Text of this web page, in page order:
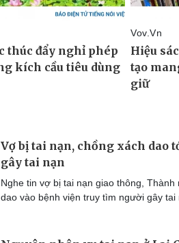
Vợ bị tai nạn, chồng xách dao
gây tai nạn
Nghe tin vợ bị tai nạn giao thông,
dao vào bệnh viện truy tìm người gây tai